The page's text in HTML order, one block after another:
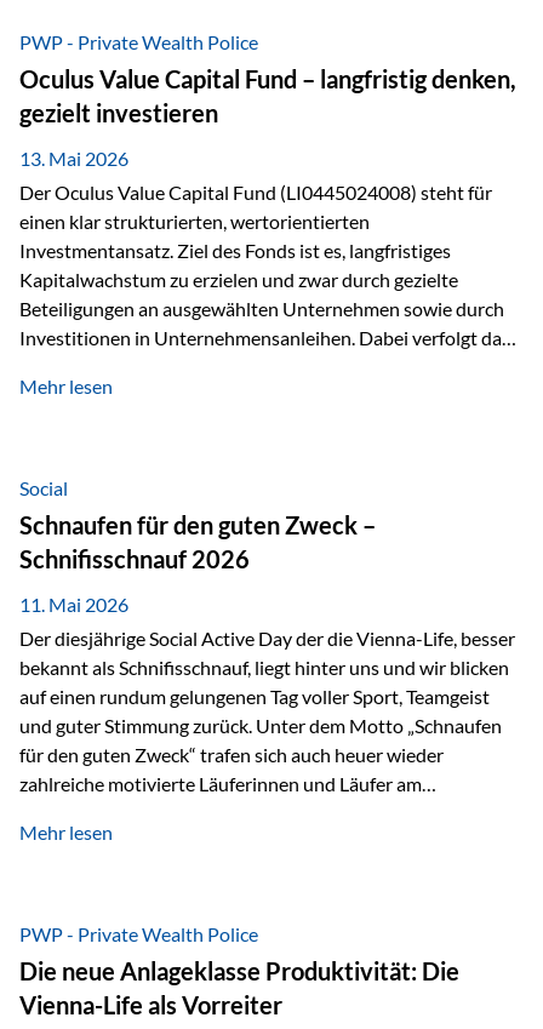
klassischer „Sicherheitsanker“ gilt, bieten Silber, Platin und
Palladium zusätzlich die Chance, von technologischen
Entwicklungen zu profitieren. Die Nachfrage entsteht nicht
nur durch Anleger, sondern vor allem durch die Industrie.
Gerade in…
PWP - Private Wealth Police
Oculus Value Capital Fund – langfristig denken,
gezielt investieren
13. Mai 2026
Der Oculus Value Capital Fund (LI0445024008) steht für
einen klar strukturierten, wertorientierten
Investmentansatz. Ziel des Fonds ist es, langfristiges
Kapitalwachstum zu erzielen und zwar durch gezielte
Beteiligungen an ausgewählten Unternehmen sowie durch
Investitionen in Unternehmensanleihen. Dabei verfolgt das
Marktbewegungen stehen im Fokus, sondern die
innerhalb der Private Wealth Police der Vienna-Life steht
der Oculus Value Capital Fund für einen langfristig
orientierten Value-Investing-Ansatz mit Fokus auf
fundamentale Unternehmensanalyse und nachhaltige
Wertentwicklung. Der Investmentansatz: Value Investing
mit Weitblick Im Zentrum steht ein…
Mehr lesen
Social
Schnaufen für den guten Zweck –
Schnifisschnauf 2026
11. Mai 2026
Der diesjährige Social Active Day der die Vienna-Life, besser
bekannt als Schnifisschnauf, liegt hinter uns und wir blicken
auf einen rundum gelungenen Tag voller Sport, Teamgeist
und guter Stimmung zurück. Unter dem Motto „Schnaufen
für den guten Zweck“ trafen sich auch heuer wieder
zahlreiche motivierte Läuferinnen und Läufer am
Höchstleistungen für einen guten Zweck zu erbringen. Mit
Mäder gesammelt werden konnten. Die anspruchsvolle
Strecke mit rund 4,8 Kilometern und 680 Höhenmetern
stellte die Teilnehmerinnen und Teilnehmer vor eine
sportliche Herausforderung. Doch…
Mehr lesen
PWP - Private Wealth Police
Die neue Anlageklasse Produktivität: Die
Vienna-Life als Vorreiter